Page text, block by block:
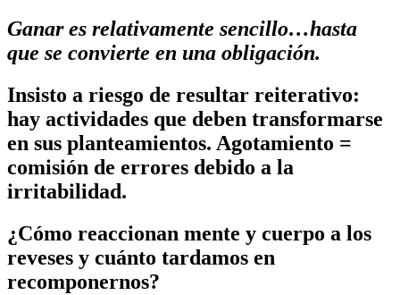
Ganar es relativamente sencillo…hasta
que se convierte en una obligación.
Insisto a riesgo de resultar reiterativo:
hay actividades que deben transformarse
en sus planteamientos. Agotamiento =
comisión de errores debido a la
irritabilidad.
¿Cómo reaccionan mente y cuerpo a los
reveses y cuánto tardamos en
recomponernos?